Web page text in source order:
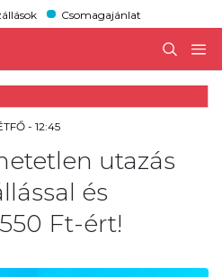
Csomagajánlat
- 12:45
utazás
és
Ft-ért!